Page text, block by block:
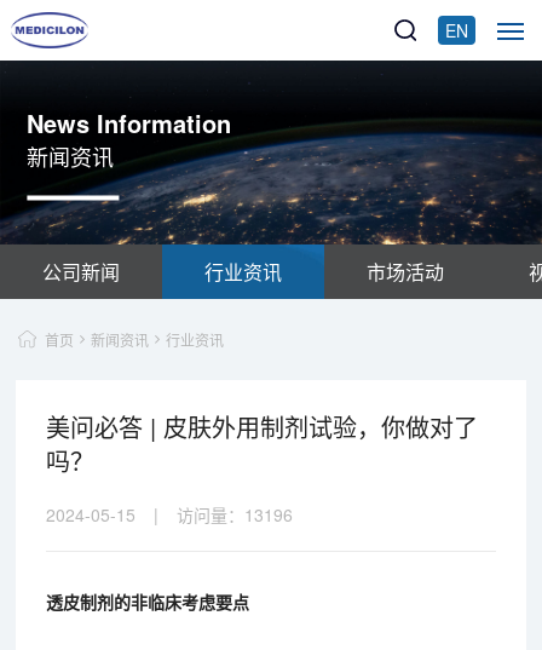
EN
News Information
新闻资讯
公司新闻 行业资讯 市场活动
首页 新闻资讯 行业资讯
美问必答 | 皮肤外用制剂试验，你做对了
吗？
2024-05-15 | 访问量： 13196
透皮制剂的非临床考虑要点